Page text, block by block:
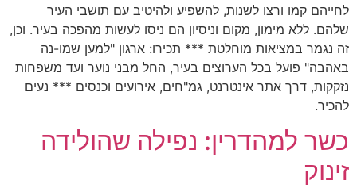
לחייהם קמו ורצו לשנות, להשפיע ולהיטיב עם תושבי העיר
שלהם. ללא מימון, מקום וניסיון הם ניסו לעשות מהפכה בעיר. וכן,
זה נגמר במציאות מוחלטת *** תכירו: ארגון "למען שמו-נה
באהבה" פועל בכל הערוצים בעיר, החל מבני נוער ועד משפחות
נזקקות, דרך אתר אינטרנט, גמ"חים, אירועים וכנסים *** נעים
להכיר.
כשר למהדרין: נפילה שהולידה
זינוק